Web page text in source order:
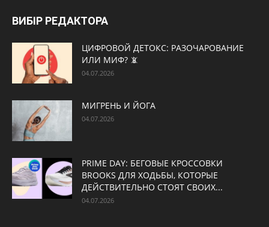
ВИБІР РЕДАКТОРА
ЦИФРОВОЙ ДЕТОКС: РАЗОЧАРОВАНИЕ
ИЛИ МИФ? 📵
04.07.2026
МИГРЕНЬ И ЙОГА
04.07.2026
PRIME DAY: БЕГОВЫЕ КРОССОВКИ
BROOKS ДЛЯ ХОДЬБЫ, КОТОРЫЕ
ДЕЙСТВИТЕЛЬНО СТОЯТ СВОИХ...
04.07.2026